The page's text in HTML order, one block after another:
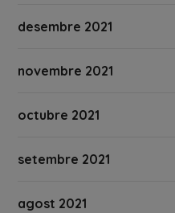
desembre 2021
novembre 2021
octubre 2021
setembre 2021
agost 2021